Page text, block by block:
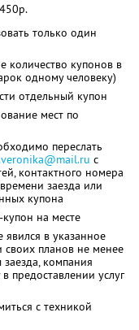
только один
количество купонов в
одному человеку)
отдельный купон
мест по
переслать
с
контактного номера
заезда или
купона
на месте
явился в указанное
планов не менее
компания
предоставлении услуг
с техникой